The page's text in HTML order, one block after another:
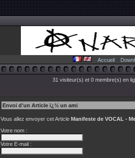
Accueil
31 visiteur(s) et 0 membre(s) en
Envoi d'un Article ï¿½ un ami
Vous allez envoyer cet Article Manifeste de VOCAL -
Votre nom :
Votre E-mail :